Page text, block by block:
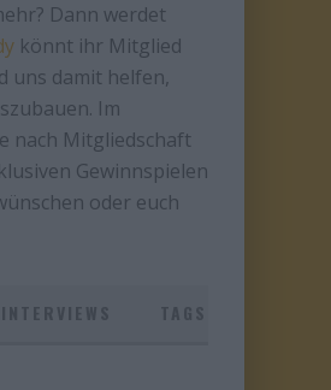
Dann werdet
könnt ihr Mitglied
uns damit helfen,
Im
nach Mitgliedschaft
Gewinnspielen
oder euch